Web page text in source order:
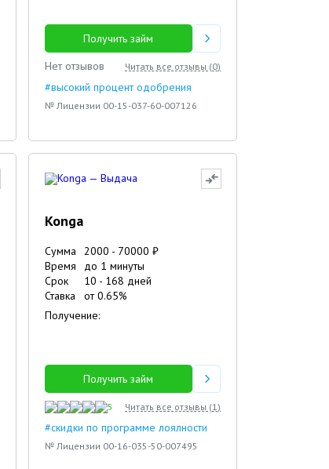
Получить займ
Нет отзывов
Читать все отзывы (0)
#высокий процент одобрения
№ Лицензии 00-15-037-60-007126
Konga
Сумма 2000 - 70000 ₽
Время
до 1 минуты
Срок
10 - 168 дней
Ставка
от0.65%
Получение:
Получить займ
5 Читать все отзывы (1)
#скидки по программе лоялности
№ Лицензии 00-16-035-50-007495